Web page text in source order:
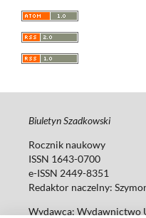
Biuletyn Szadkowski
Rocznik naukowy
ISSN 1643-0700
e-ISSN 2449-8351
Redaktor naczelny:
Wydawca: Wydawnictwo